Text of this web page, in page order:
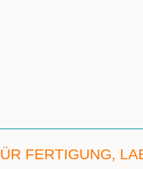
FERTIGUNG,